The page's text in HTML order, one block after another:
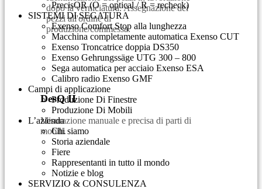
dopo la verniciatura. Assegnazione dei
pezzi all'ordine di
produzione/commessa.
DesQ II
Misurazione manuale e precisa di parti di
mobili.
PrecisOR (O = optical / R = recheck)
SISTEMI DI SEGATURA
Exenso Comfort Stop alla lunghezza
Macchina completamente automatica Exenso CUT
Exenso Troncatrice doppia DS350
Exenso Gehrungssäge UTG 300 – 800
Sega automatica per acciaio Exenso ESA
Calibro radio Exenso GMF
Campi di applicazione
Produzione Di Finestre
Produzione Di Mobili
L’azienda
Chi siamo
Storia aziendale
Fiere
Rappresentanti in tutto il mondo
Notizie e blog
SERVIZIO & CONSULENZA​